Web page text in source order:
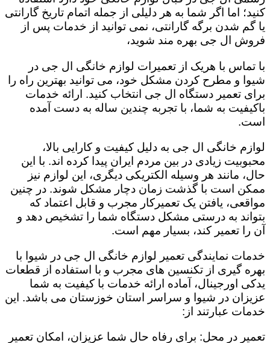
کنید؛ اما اگر شما به هر دلیلی از جمله اتمام تاریخ گارانتی
یا گم شدن برگه گارانتی، نمی توانید از خدمات پس از
فروش ال جی بهره مند شوید،
با تماس با هریک از تعمیرات لوازم خانگی ال جی در
شیوا و مطرح کردن مشکل خود، می توانید بهترین راه را
برای تعمیر دستگاه ال جی انتخاب کنید. ارائه خدمات
باکیفیت به شما، با تجربه چندین ساله به دست آمده
است.
لوازم خانگی ال جی به دلیل کیفیت و کارایی بالا،
محبوبیت زیادی در بین مردم ایران پیدا کرده اند. با این
حال، مانند هر وسیله الکتریکی دیگری، این لوازم نیز
ممکن است با گذشت زمان دچار مشکل شوند. در چنین
مواقعی، یافتن یک تعمیرکار مجرب و قابل اعتماد که
بتواند به درستی مشکل دستگاه شما را تشخیص دهد و
آن را تعمیر کند، بسیار مهم است.
خدمات نمایندگی تعمیر لوازم خانگی ال جی در شیوا با
بهره گیری از تکنسین های مجرب و با استفاده از قطعات
یدکی اورجینال، آماده ارائه خدمات با کیفیت به شما
عزیزان در شیوا و سراسر استان خوزستان می باشد. این
خدمات عبارتند از:
تعمیر در محل: برای رفاه حال شما عزیزان، امکان تعمیر